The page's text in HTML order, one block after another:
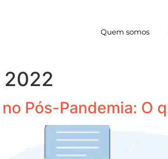
Quem somos
2022
Pós-Pandemia: O